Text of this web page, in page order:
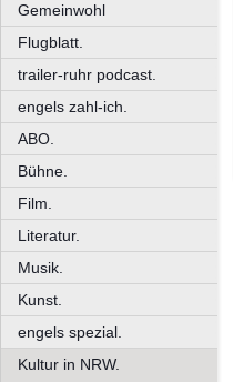
Gemeinwohl
Flugblatt.
trailer-ruhr podcast.
engels zahl-ich.
ABO.
Bühne.
Film.
Literatur.
Musik.
Kunst.
engels spezial.
Kultur in NRW.